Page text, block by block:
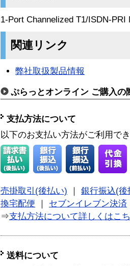
1-Port Channelized T1/ISDN-PRI
関連リンク
弊社取扱製品情報
ぷらっとオンライン ご購入の
支払方法について
以下のお支払い方法がご利用で
売掛取引(後払い)
銀行振込(後
換宅配便
セブンイレブン決済
⇒支払方法について詳しくはこ
送料について